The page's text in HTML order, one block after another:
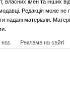
власних імен та інших
Редакція може не
надані матеріали.
нас Реклама на сайті